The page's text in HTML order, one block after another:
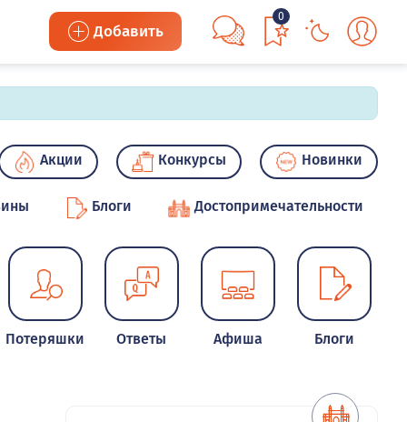
Добавить
0
Акции Конкурсы Новинки
Блоги Достопримечательности
Потеряшки Ответы Афиша Блоги